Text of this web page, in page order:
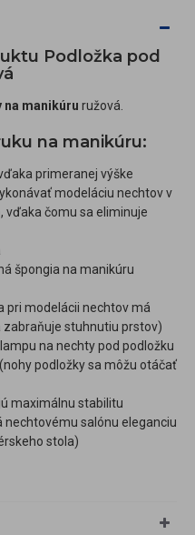
Podložka pod
na manikúru ružová.
na manikúru:
primeranej výške
modeláciu nechtov v
vďaka čomu sa eliminuje
špongia na manikúru
pri modelácii nechtov má
zabraňuje stuhnutiu prstov)
na nechty pod podložku
podložky sa môžu otáčať
maximálnu stabilitu
salónu eleganciu
stola)